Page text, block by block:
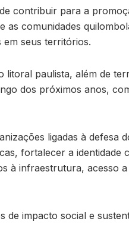
contribuir para a
comunidades
seus territórios.
paulista, além de
dos próximos anos,
ligadas à defesa
fortalecer a identidade
à infraestrutura, acesso
impacto social e